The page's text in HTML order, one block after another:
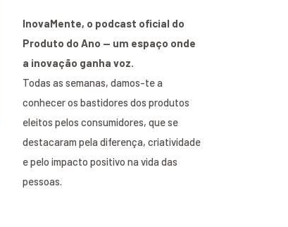
InovaMente, o podcast oficial do
Produto do Ano — um espaço onde
a inovação ganha voz.
Todas as semanas, damos-te a
conhecer os bastidores dos produtos
eleitos pelos consumidores, que se
destacaram pela diferença, criatividade
e pelo impacto positivo na vida das
pessoas.